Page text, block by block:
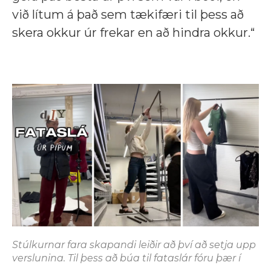
við lítum á það sem tækifæri til þess að
skera okkur úr frekar en að hindra okkur.“
Stúlkurnar fara skapandi leiðir að því að setja upp
verslunina. Til þess að búa til fataslár fóru þær í